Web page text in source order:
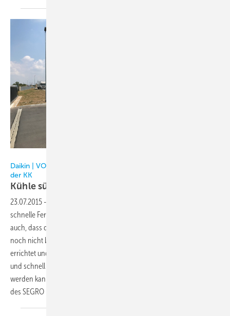
Daikin | VORSCHAU: Das lesen Sie in der nächsten Printausgabe
der KK
Kühle süße
23.07.2015 -
schnelle Fertigstellung oftmals essenziell. Berücksichtigt werden muss
auch, dass die Bedürfnisse des künftigen Mieters bei der Planung
noch nicht bekannt sind. So muss die Halle in Standardausführung
errichtet und hinterher den jeweiligen Mieteranforderungen flexibel
und schnell angepasst werden können. Wie dies effizient umgesetzt
werden kann, zeigen der Bau und die klimatechnische Ausstattung
des SEGRO Logistics Parks